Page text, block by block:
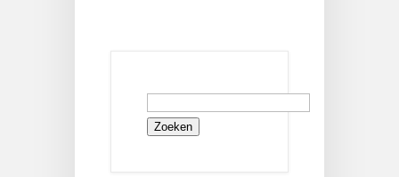
Zoeken